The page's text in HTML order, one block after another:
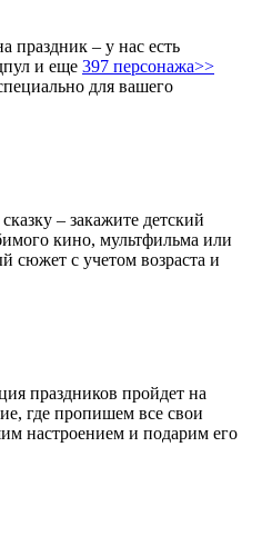
праздник – у нас есть
и еще 397 персонажа>>
для вашего
– закажите детский
кино, мультфильма или
сюжет с учетом возраста и
праздников пройдет на
где пропишем все свои
настроением и подарим его